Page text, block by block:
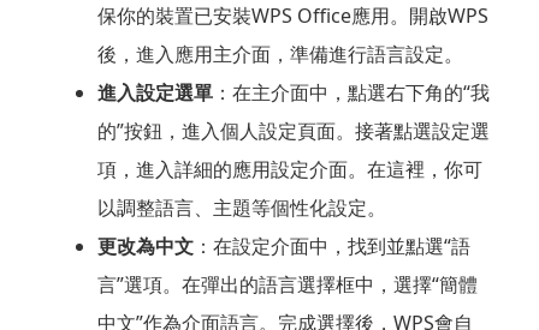
保你的裝置已安裝WPS Office應用。開啟WPS
後，進入應用主介面，準備進行語言設定。
進入設定選單：在主介面中，點選右下角的“我
的”按鈕，進入個人設定頁面。接著點選設定選
項，進入詳細的應用設定介面。在這裡，你可
以調整語言、主題等個性化設定。
更改為中文：在設定介面中，找到並點選“語
言”選項。在彈出的語言選擇框中，選擇“簡體
中文”作為介面語言。完成選擇後，WPS會自